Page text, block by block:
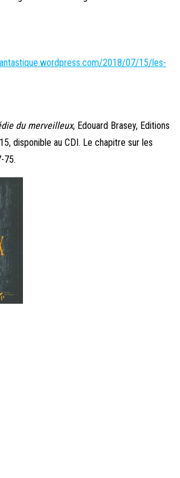
2018/07/15/les-
du merveilleux, Edouard Brasey, Editions
disponible au CDI. Le chapitre sur les
75.